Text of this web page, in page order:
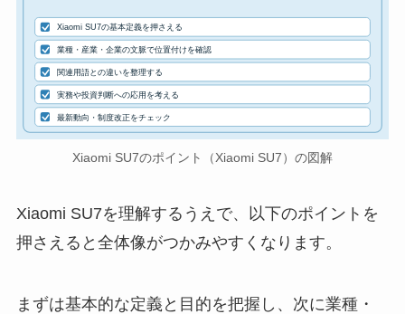
Xiaomi SU7の基本定義を押さえる
業種・産業・企業の文脈で位置付けを確認
関連用語との違いを整理する
実務や投資判断への応用を考える
最新動向・制度改正をチェック
Xiaomi SU7のポイント（Xiaomi SU7）の図解
Xiaomi SU7を理解するうえで、以下のポイントを
押さえると全体像がつかみやすくなります。
まずは基本的な定義と目的を把握し、次に業種・